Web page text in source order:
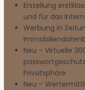
Erstellung
und für das
Werbung in
Neu – Virtuelle
Privatsphäre
Neu –